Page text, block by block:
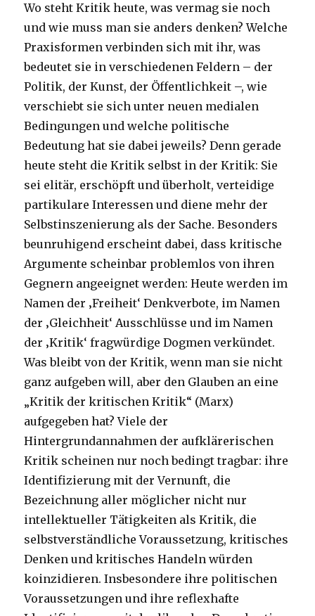
Wo steht Kritik heute, was vermag sie noch
und wie muss man sie anders denken? Welche
Praxisformen verbinden sich mit ihr, was
bedeutet sie in verschiedenen Feldern – der
Politik, der Kunst, der Öffentlichkeit –, wie
verschiebt sie sich unter neuen medialen
Bedingungen und welche politische
Bedeutung hat sie dabei jeweils? Denn gerade
heute steht die Kritik selbst in der Kritik: Sie
sei elitär, erschöpft und überholt, verteidige
partikulare Interessen und diene mehr der
Selbstinszenierung als der Sache. Besonders
beunruhigend erscheint dabei, dass kritische
Argumente scheinbar problemlos von ihren
Gegnern angeeignet werden: Heute werden im
Namen der ‚Freiheit‘ Denkverbote, im Namen
der ‚Gleichheit‘ Ausschlüsse und im Namen
der ‚Kritik‘ fragwürdige Dogmen verkündet.
Was bleibt von der Kritik, wenn man sie nicht
ganz aufgeben will, aber den Glauben an eine
„Kritik der kritischen Kritik“ (Marx)
aufgegeben hat? Viele der
Hintergrundannahmen der aufklärerischen
Kritik scheinen nur noch bedingt tragbar: ihre
Identifizierung mit der Vernunft, die
Bezeichnung aller möglicher nicht nur
intellektueller Tätigkeiten als Kritik, die
selbstverständliche Voraussetzung, kritisches
Denken und kritisches Handeln würden
koinzidieren. Insbesondere ihre politischen
Voraussetzungen und ihre reflexhafte